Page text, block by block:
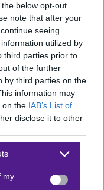
below opt-out
note that after your
seeing
utilized by
third parties prior to
of the further
by third parties on the
information may
on the IAB’s List of
disclose it to other
or more Google
You may click to
my
τεχνικού.
Ένωσης, ωστόσο
παραπάνω από
πραγματικά
ΑΕΚέδειχνε σε
έκανε
Το μεγάλο κόλπο
Άρη